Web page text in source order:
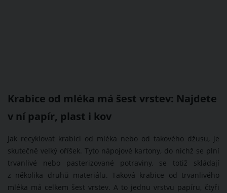
Krabice od mléka má šest vrstev: Najdete
v ní papír, plast i kov
Jak recyklovat krabici od mléka nebo od takového džusu, je
skutečně velký oříšek. Tyto nápojové kartony, do nichž se plní
trvanlivé nebo pasterizované potraviny, se totiž skládají
z několika druhů materiálu. Taková krabice od trvanlivého
mléka má celkem šest vrstev. A to jednu vrstvu papíru, čtyři